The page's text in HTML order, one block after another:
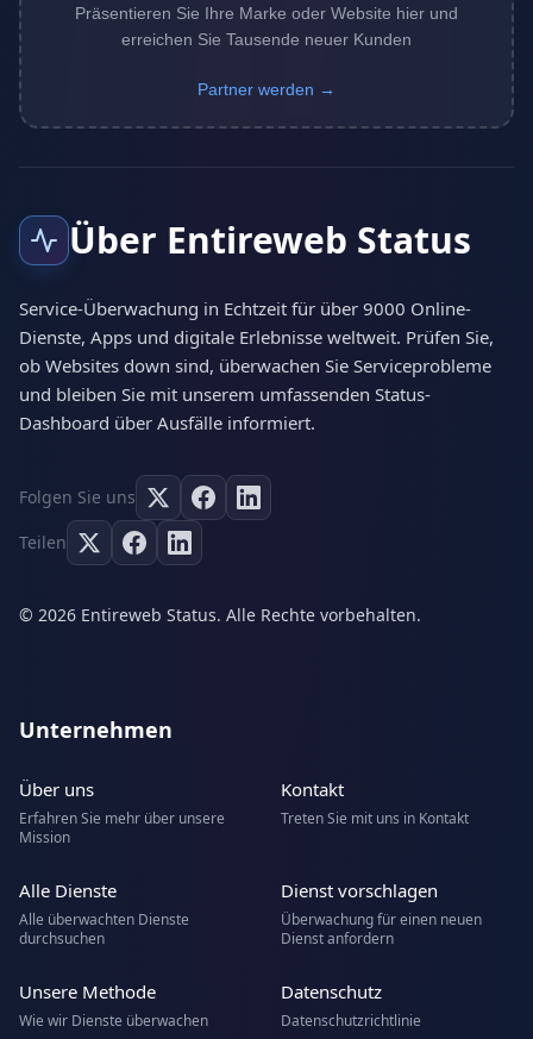
Präsentieren Sie Ihre Marke oder Website hier und
erreichen Sie Tausende neuer Kunden
Partner werden →
Über Entireweb Status
Service-Überwachung in Echtzeit für über 9000 Online-
Dienste, Apps und digitale Erlebnisse weltweit. Prüfen Sie,
ob Websites down sind, überwachen Sie Serviceprobleme
und bleiben Sie mit unserem umfassenden Status-
Dashboard über Ausfälle informiert.
Folgen Sie uns
Teilen
© 2026 Entireweb Status. Alle Rechte vorbehalten.
Unternehmen
Über uns
Erfahren Sie mehr über unsere
Mission
Kontakt
Treten Sie mit uns in Kontakt
Alle Dienste
Alle überwachten Dienste
durchsuchen
Dienst vorschlagen
Überwachung für einen neuen
Dienst anfordern
Unsere Methode
Wie wir Dienste überwachen
Datenschutz
Datenschutzrichtlinie